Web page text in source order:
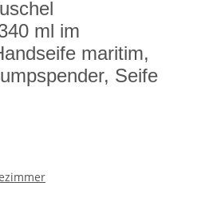
ml im
maritim,
Seife